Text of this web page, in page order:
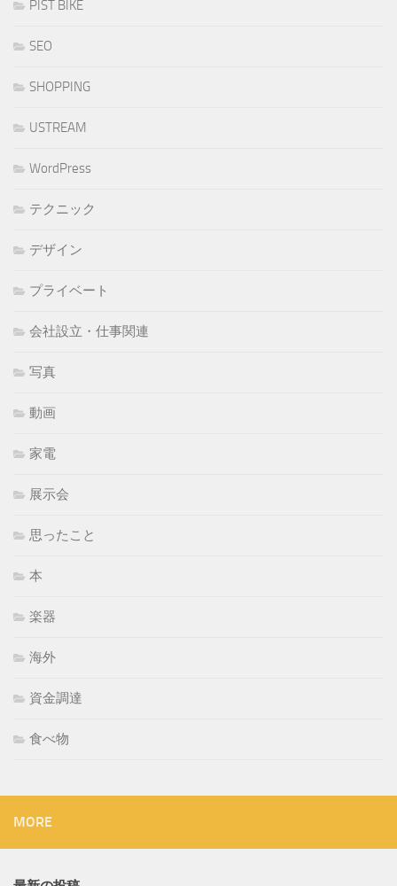
PIST BIKE
SEO
SHOPPING
USTREAM
WordPress
テクニック
デザイン
プライベート
会社設立・仕事関連
写真
動画
家電
展示会
思ったこと
本
楽器
海外
資金調達
食べ物
MORE